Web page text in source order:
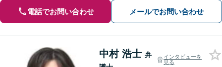
電話でお問い合わせ メールでお問い合わせ
中村 浩士 弁
インタビューを
見る